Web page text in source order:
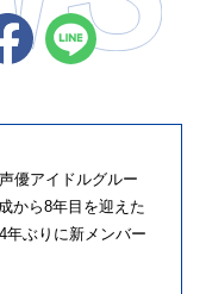
優アイドルグルー
から8年目を迎えた
年ぶりに新メンバー